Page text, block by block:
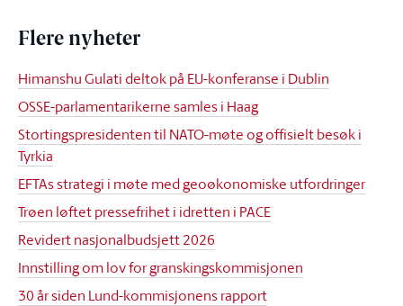
Flere nyheter
Himanshu Gulati deltok på EU-konferanse i Dublin
OSSE-parlamentarikerne samles i Haag
Stortingspresidenten til NATO-møte og offisielt besøk i
Tyrkia
EFTAs strategi i møte med geoøkonomiske utfordringer
Trøen løftet pressefrihet i idretten i PACE
Revidert nasjonalbudsjett 2026
Innstilling om lov for granskingskommisjonen
30 år siden Lund-kommisjonens rapport